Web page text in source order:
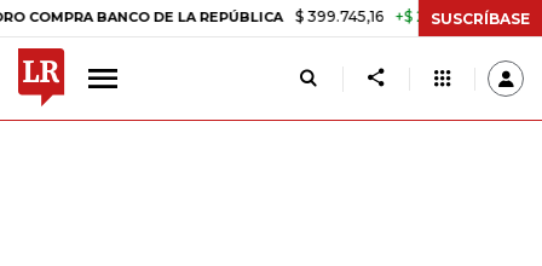
BANCO DE LA REPÚBLICA $ 399.745,16 +$ 2.295,71 +0,58%
SUSCRÍBASE